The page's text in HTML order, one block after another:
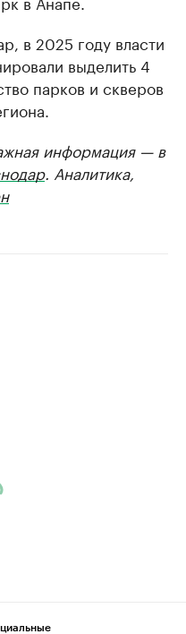
в 2025 году власти
выделить 4
парков и скверов
информация — в
. Аналитика,